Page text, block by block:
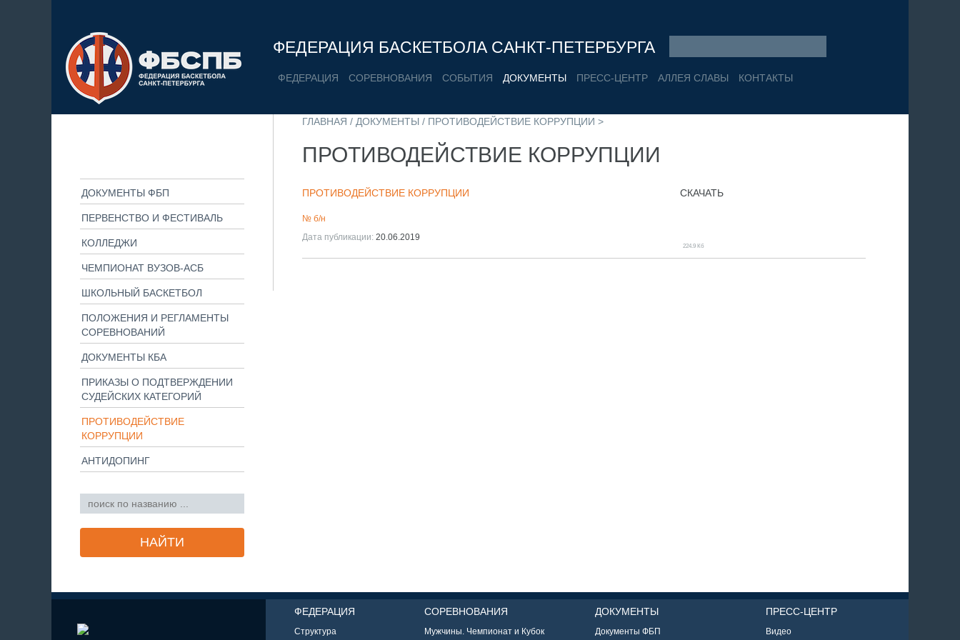
ФЕДЕРАЦИЯ БАСКЕТБОЛА САНКТ-ПЕТЕРБУРГА
ФЕДЕРАЦИЯ СОРЕВНОВАНИЯ СОБЫТИЯ ДОКУМЕНТЫ ПРЕСС-ЦЕНТР АЛЛЕЯ СЛАВЫ КОНТАКТЫ
ДОКУМЕНТЫ ФБП
ПЕРВЕНСТВО И ФЕСТИВАЛЬ
КОЛЛЕДЖИ
ЧЕМПИОНАТ ВУЗОВ-АСБ
ШКОЛЬНЫЙ БАСКЕТБОЛ
ПОЛОЖЕНИЯ И РЕГЛАМЕНТЫ
СОРЕВНОВАНИЙ
ДОКУМЕНТЫ КБА
ПРИКАЗЫ О ПОДТВЕРЖДЕНИИ
СУДЕЙСКИХ КАТЕГОРИЙ
ПРОТИВОДЕЙСТВИЕ
КОРРУПЦИИ
АНТИДОПИНГ
ГЛАВНАЯ / ДОКУМЕНТЫ / ПРОТИВОДЕЙСТВИЕ КОРРУПЦИИ >
ПРОТИВОДЕЙСТВИЕ КОРРУПЦИИ
ПРОТИВОДЕЙСТВИЕ КОРРУПЦИИ
№ б/н
Дата публикации: 20.06.2019
СКАЧАТЬ
224.9 Кб
ФЕДЕРАЦИЯ
Структура
СОРЕВНОВАНИЯ
Мужчины. Чемпионат и Кубок
ДОКУМЕНТЫ
Документы ФБП
ПРЕСС-ЦЕНТР
Видео